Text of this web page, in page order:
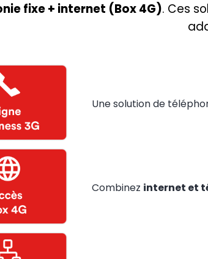
fixe + internet (Box 4G). Ces
Une solution de
Combinez internet et